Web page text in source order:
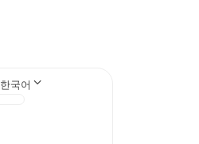
한국어